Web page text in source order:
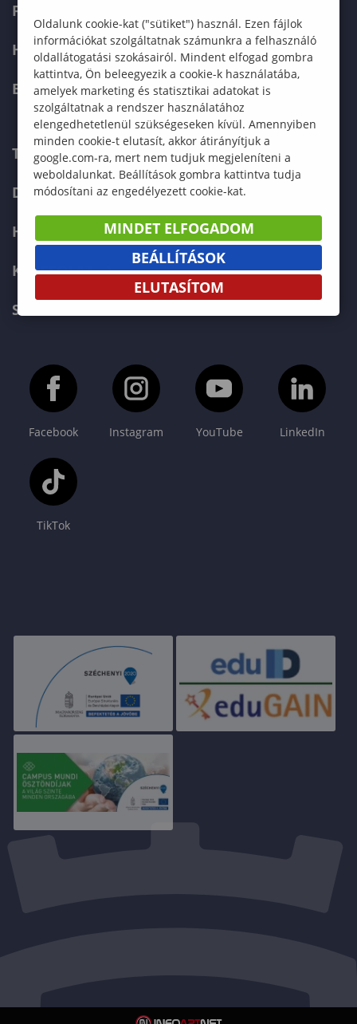
FELVÉTELIZŐKNEK
HALLGATÓKNAK
ERASMUS+
TELEFONKÖNYV
DOKUMENTUMOK
HÍREK
KAPCSOLAT
SOPRONI EGYETEM FŐOLDAL
Facebook Instagram YouTube LinkedIn
TikTok
Oldalunk cookie-kat ("sütiket") használ. Ezen fájlok
információkat szolgáltatnak számunkra a felhasználó
oldallátogatási szokásairól. Mindent elfogad gombra
kattintva, Ön beleegyezik a cookie-k használatába,
amelyek marketing és statisztikai adatokat is
szolgáltatnak a rendszer használatához
elengedhetetlenül szükségeseken kívül. Amennyiben
minden cookie-t elutasít, akkor átirányítjuk a
google.com-ra, mert nem tudjuk megjeleníteni a
weboldalunkat. Beállítások gombra kattintva tudja
módosítani az engedélyezett cookie-kat.
MINDET ELFOGADOM
BEÁLLÍTÁSOK
ELUTASÍTOM